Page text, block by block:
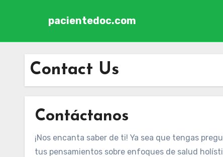
pacientedoc.com
Contact Us
Contáctanos
¡Nos encanta saber de ti! Ya sea que tengas
tus pensamientos sobre enfoques de salud